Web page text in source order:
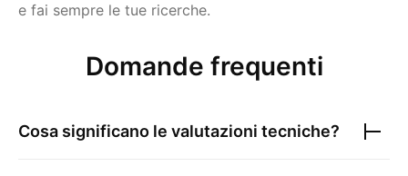
e fai sempre le tue ricerche.
Domande frequenti
Cosa significano le valutazioni tecniche?